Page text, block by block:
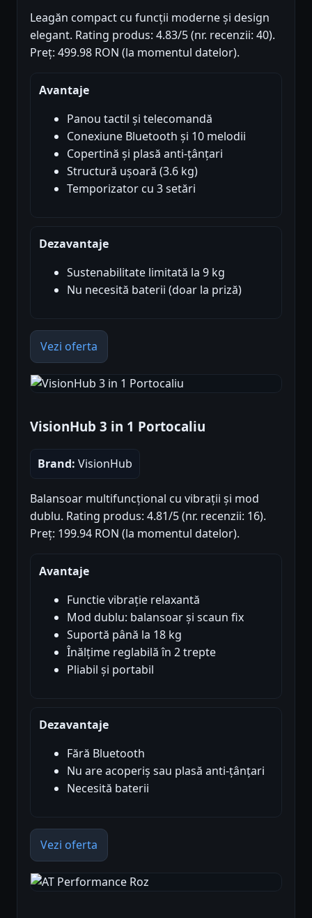
Leagăn compact cu funcții moderne și design
elegant. Rating produs: 4.83/5 (nr. recenzii: 40).
Preț: 499.98 RON (la momentul datelor).
Avantaje
Panou tactil și telecomandă
Conexiune Bluetooth și 10 melodii
Copertină și plasă anti-țânțari
Structură ușoară (3.6 kg)
Temporizator cu 3 setări
Dezavantaje
Sustenabilitate limitată la 9 kg
Nu necesită baterii (doar la priză)
Vezi oferta
VisionHub 3 in 1 Portocaliu
Brand: VisionHub
Balansoar multifuncțional cu vibrații și mod
dublu. Rating produs: 4.81/5 (nr. recenzii: 16).
Preț: 199.94 RON (la momentul datelor).
Avantaje
Functie vibrație relaxantă
Mod dublu: balansoar și scaun fix
Suportă până la 18 kg
Înălțime reglabilă în 2 trepte
Pliabil și portabil
Dezavantaje
Fără Bluetooth
Nu are acoperiș sau plasă anti-țânțari
Necesită baterii
Vezi oferta